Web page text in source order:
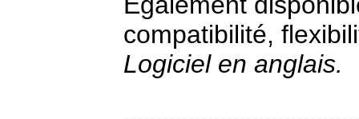
compatibilité,
Logiciel en anglais.